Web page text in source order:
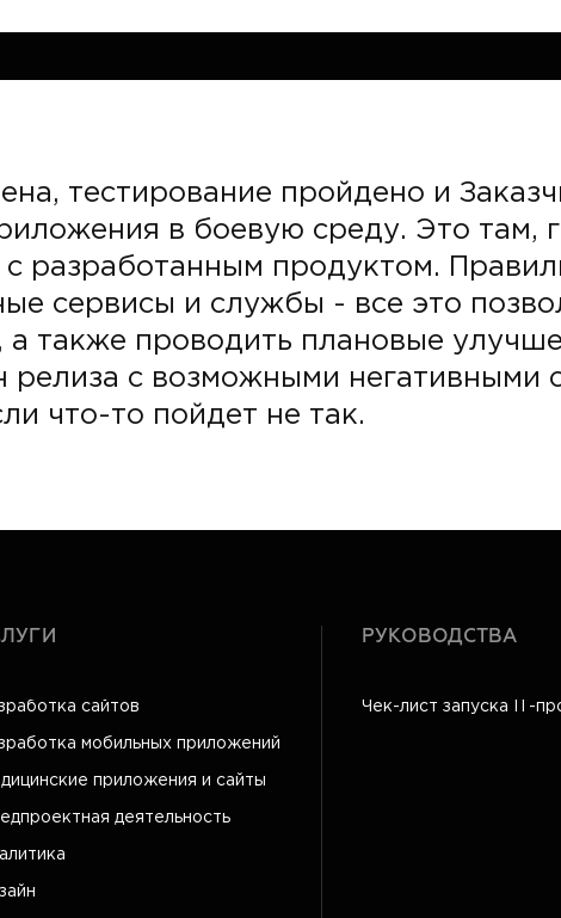
тестирование пройдено и
в боевую среду. Это там,
с разработанным продуктом.
сервисы и службы - все это
а также проводить плановые
релиза с возможными негативными
что-то пойдет не так.
сайтов
мобильных приложений
приложения и сайты
деятельность
РУКОВОДСТВА
Чек-лист запуска IT-